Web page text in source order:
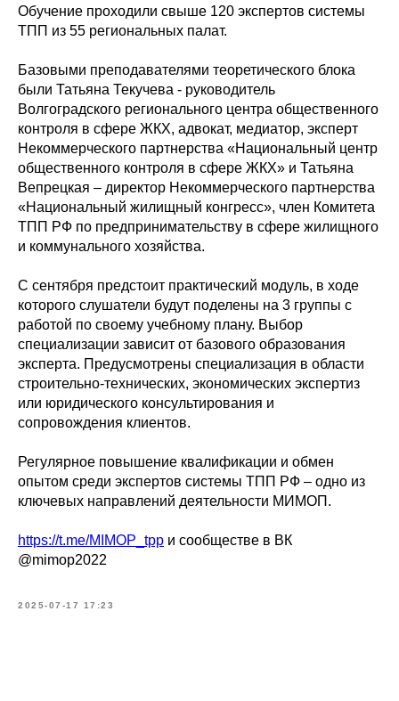
Обучение проходили свыше 120 экспертов системы
ТПП из 55 региональных палат.
Базовыми преподавателями теоретического блока
были Татьяна Текучева - руководитель
Волгоградского регионального центра общественного
контроля в сфере ЖКХ, адвокат, медиатор, эксперт
Некоммерческого партнерства «Национальный центр
общественного контроля в сфере ЖКХ» и Татьяна
Вепрецкая – директор Некоммерческого партнерства
«Национальный жилищный конгресс», член Комитета
ТПП РФ по предпринимательству в сфере жилищного
и коммунального хозяйства.
С сентября предстоит практический модуль, в ходе
которого слушатели будут поделены на 3 группы с
работой по своему учебному плану. Выбор
специализации зависит от базового образования
эксперта. Предусмотрены специализация в области
строительно-технических, экономических экспертиз
или юридического консультирования и
сопровождения клиентов.
Регулярное повышение квалификации и обмен
опытом среди экспертов системы ТПП РФ – одно из
ключевых направлений деятельности МИМОП.
https://t.me/MIMOP_tpp и сообществе в ВК
@mimop2022
2025-07-17 17:23